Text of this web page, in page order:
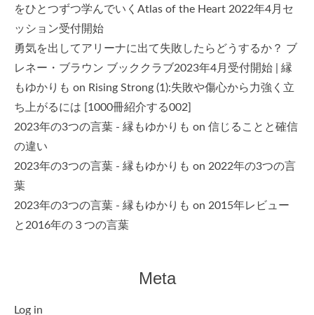
をひとつずつ学んでいくAtlas of the Heart 2022年4月セ
ッション受付開始
勇気を出してアリーナに出て失敗したらどうするか？ ブ
レネー・ブラウン ブッククラブ2023年4月受付開始 | 縁
もゆかりも on Rising Strong (1):失敗や傷心から力強く立
ち上がるには [1000冊紹介する002]
2023年の3つの言葉 - 縁もゆかりも on 信じることと確信
の違い
2023年の3つの言葉 - 縁もゆかりも on 2022年の3つの言
葉
2023年の3つの言葉 - 縁もゆかりも on 2015年レビュー
と2016年の３つの言葉
Meta
Log in